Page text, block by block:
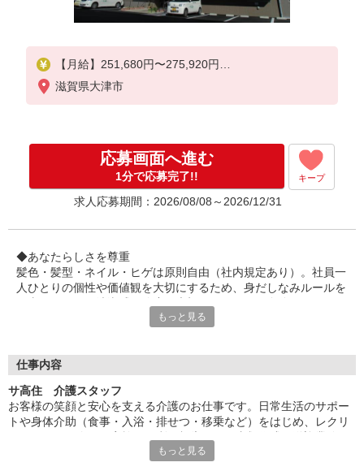
【月給】251,680円〜275,920円
▼給与詳細
※6回目以降は1回6,000円支給
▼下記別途支給
通勤手当
年末年始手当：380円/時
寸志あり：年2回（6月・12月）
※業績による
特別報酬：平均41.1万円（最高額82.9万円）
※2025年6月支給実績
※処遇改善手当は試用期間中(3ヶ月)は支給なし
滋賀県大津市
応募画面へ進む
1分で応募完了!! キープ
求人応募期間：2026/08/08～2026/12/31
◆あなたらしさを尊重
髪色・髪型・ネイル・ヒゲは原則自由（社内規定あり）。社員一
人ひとりの個性や価値観を大切にするため、身だしなみルールを
イルで無理なく働ける環境です。
働いた分の給与を給料日前に受け取れる「給与前払い制度」を導
生制度です。※入社翌月の第5営業日より利用可能
もっと見る
仕事内容
サ高住 介護スタッフ
お客様の笑顔と安心を支える介護のお仕事です。日常生活のサポー
トや身体介助（食事・入浴・排せつ・移乗など）をはじめ、レクリ
ど幅広い業務を担当。チームで協力しながら、お客様の笑顔をつく
もっと見る